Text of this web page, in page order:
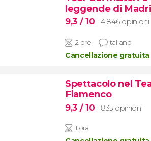
leggende di
9,3 / 10 4.846 opinioni
2 ore Italiano
Cancellazione gratuita
Spettacolo nel
Flamenco
9,3 / 10 835 opinioni
1 ora